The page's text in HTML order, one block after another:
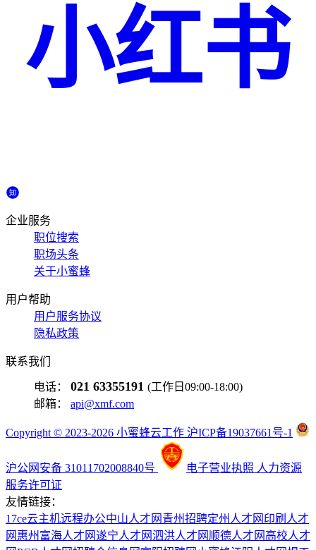
小红书
企业服务
职位搜索
职场头条
关于小蜜蜂
用户帮助
用户服务协议
隐私政策
联系我们
电话： 021 63355191 (工作日09:00-18:00)
邮箱： api@xmf.com
Copyright © 2023-2026 小蜜蜂云工作 沪ICP备19037661号-1
沪公网安备 31011702008840号 电子营业执照 人力资源
服务许可证
友情链接：
17ce云主机远程办公中山人才网 青州招聘定州人才网 印刷人才
网 惠州富海人才网遂宁人才网泗洪人才网 顺德人才网 高校人才